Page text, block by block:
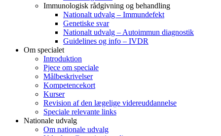
Immunologisk rådgivning og behandling
Nationalt udvalg – Immundefekt
Genetiske svar
Nationalt udvalg – Autoimmun diagnostik
Guidelines og info – IVDR
Om specialet
Introduktion
Pjece om speciale
Målbeskrivelser
Kompetencekort
Kurser
Revision af den lægelige videreuddannelse
Speciale relevante links
Nationale udvalg
Om nationale udvalg